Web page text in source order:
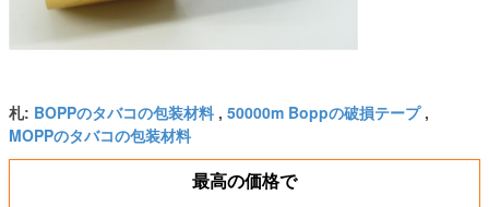
札: BOPPのタバコの包装材料 , 50000m Boppの破損テープ,
MOPPのタバコの包装材料
最高の価格で